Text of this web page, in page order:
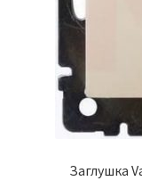
Заглушка